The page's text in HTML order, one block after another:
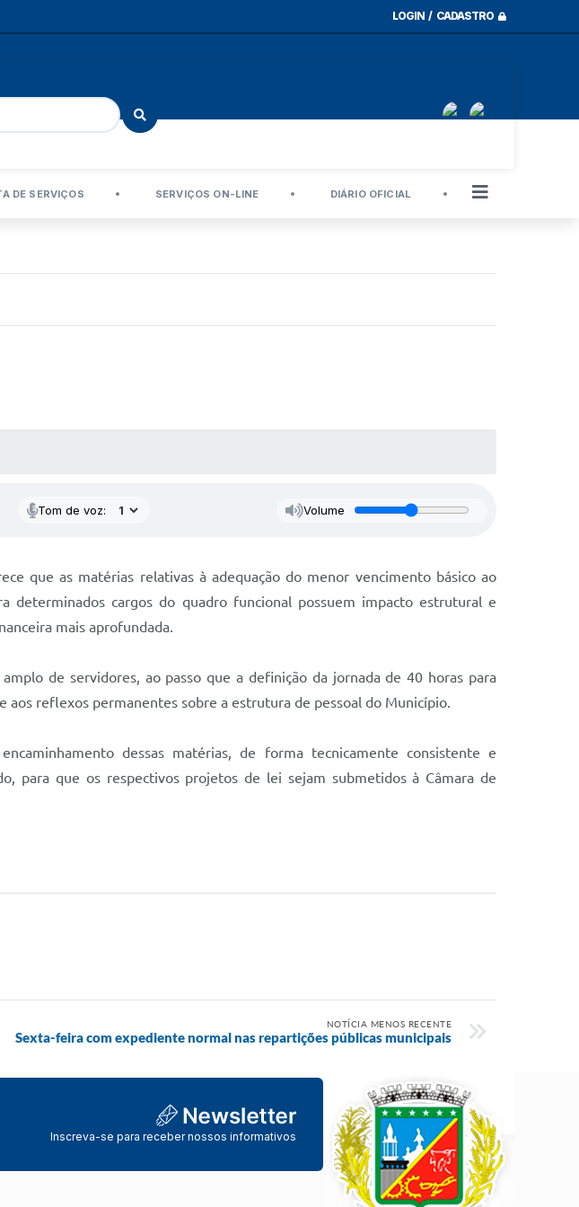
LOGIN / CADASTRO
DE SERVIÇOS SERVIÇOS ON-LINE DIÁRIO OFICIAL
Tom de voz: Volume
que as matérias relativas à adequação do menor vencimento básico ao
determinados cargos do quadro funcional possuem impacto estrutural e
mais aprofundada.
de servidores, ao passo que a definição da jornada de 40 horas para
aos reflexos permanentes sobre a estrutura de pessoal do Município.
dessas matérias, de forma tecnicamente consistente e
para que os respectivos projetos de lei sejam submetidos à Câmara de
NOTÍCIA MENOS RECENTE
Sexta-feira com expediente normal nas repartições públicas municipais
Inscreva-se para receber nossos informativos